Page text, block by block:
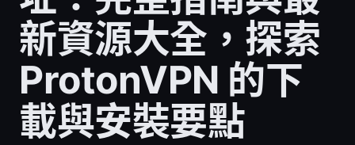
新資源大全，探索
ProtonVPN 的下
載與安裝要點